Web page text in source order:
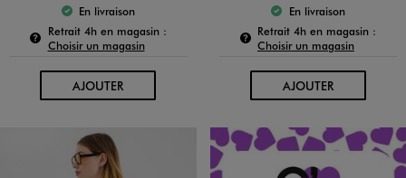
Le produit est disponible :
En livraison
Retrait 4h en magasin :Pour connaître la disponibilité de ce produit :
Choisir un magasin
AJOUTERAU PANIER
Le produit est
En livraison
Retrait 4h en magasin :
Choisir un magasin
AJOUTERAU PANIER